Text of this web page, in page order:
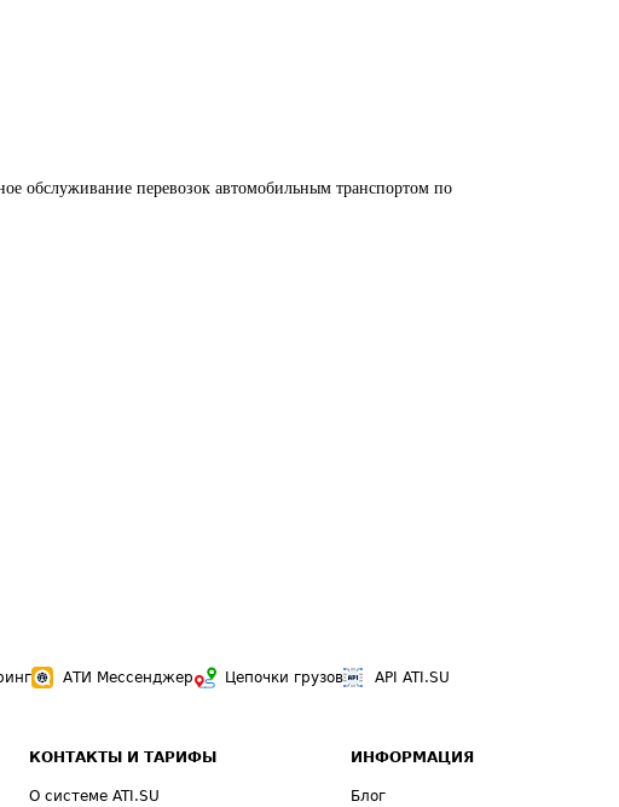
обслуживание перевозок автомобильным транспортом по
АТИ Мессенджер Цепочки грузов API ATI.SU
КОНТАКТЫ И ТАРИФЫ
О системе ATI.SU
ИНФОРМАЦИЯ
Блог